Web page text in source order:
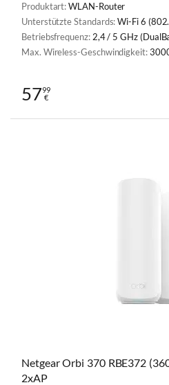
Produktart:WLAN-Router
Unterstützte Standards:Wi-Fi 6
Betriebsfrequenz:2,4 / 5 GHz
Max. Wireless-Geschwindigkeit:
5799
€
Netgear Orbi 370 RBE372
2xAP